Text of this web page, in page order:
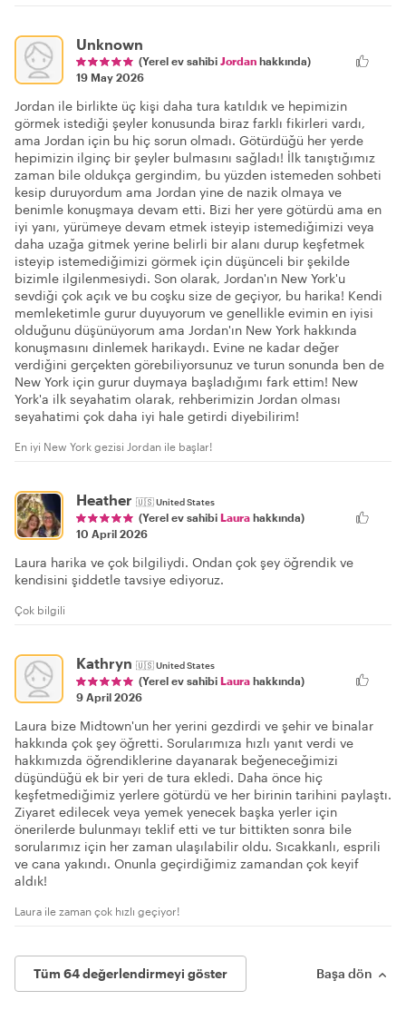
Unknown
(Yerel ev sahibi Jordan hakkında)
19 May 2026
Jordan ile birlikte üç kişi daha tura katıldık ve hepimizin
görmek istediği şeyler konusunda biraz farklı fikirleri vardı,
ama Jordan için bu hiç sorun olmadı. Götürdüğü her yerde
hepimizin ilginç bir şeyler bulmasını sağladı! İlk tanıştığımız
zaman bile oldukça gergindim, bu yüzden istemeden sohbeti
kesip duruyordum ama Jordan yine de nazik olmaya ve
benimle konuşmaya devam etti. Bizi her yere götürdü ama en
iyi yanı, yürümeye devam etmek isteyip istemediğimizi veya
daha uzağa gitmek yerine belirli bir alanı durup keşfetmek
isteyip istemediğimizi görmek için düşünceli bir şekilde
bizimle ilgilenmesiydi. Son olarak, Jordan'ın New York'u
sevdiği çok açık ve bu coşku size de geçiyor, bu harika! Kendi
memleketimle gurur duyuyorum ve genellikle evimin en iyisi
olduğunu düşünüyorum ama Jordan'ın New York hakkında
konuşmasını dinlemek harikaydı. Evine ne kadar değer
verdiğini gerçekten görebiliyorsunuz ve turun sonunda ben de
New York için gurur duymaya başladığımı fark ettim! New
York'a ilk seyahatim olarak, rehberimizin Jordan olması
seyahatimi çok daha iyi hale getirdi diyebilirim!
En iyi New York gezisi Jordan ile başlar!
Heather 🇺🇸United States
(Yerel ev sahibi Laura hakkında)
10 April 2026
Laura harika ve çok bilgiliydi. Ondan çok şey öğrendik ve
kendisini şiddetle tavsiye ediyoruz.
Çok bilgili
Kathryn 🇺🇸United States
(Yerel ev sahibi Laura hakkında)
9 April 2026
Laura bize Midtown'un her yerini gezdirdi ve şehir ve binalar
hakkında çok şey öğretti. Sorularımıza hızlı yanıt verdi ve
hakkımızda öğrendiklerine dayanarak beğeneceğimizi
düşündüğü ek bir yeri de tura ekledi. Daha önce hiç
keşfetmediğimiz yerlere götürdü ve her birinin tarihini paylaştı.
Ziyaret edilecek veya yemek yenecek başka yerler için
önerilerde bulunmayı teklif etti ve tur bittikten sonra bile
sorularımız için her zaman ulaşılabilir oldu. Sıcakkanlı, esprili
ve cana yakındı. Onunla geçirdiğimiz zamandan çok keyif
aldık!
Laura ile zaman çok hızlı geçiyor!
Tüm 64 değerlendirmeyi göster Başa dön